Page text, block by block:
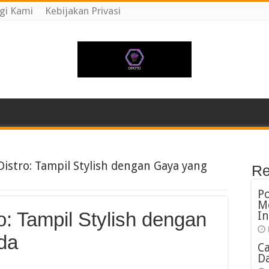
Kami Kebijakan Privasi
Tampil Stylish dengan Gaya yang
Tampil Stylish dengan